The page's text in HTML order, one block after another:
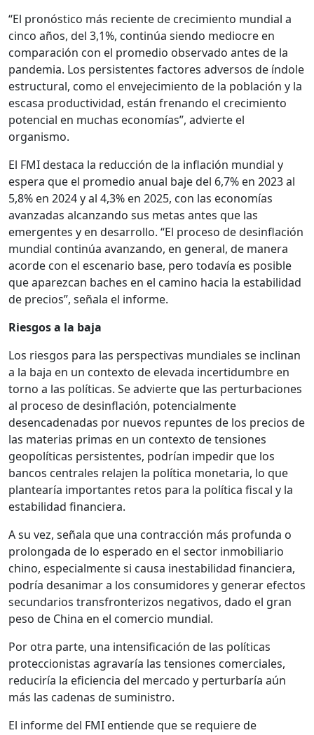
“El pronóstico más reciente de crecimiento mundial a
cinco años, del 3,1%, continúa siendo mediocre en
comparación con el promedio observado antes de la
pandemia. Los persistentes factores adversos de índole
estructural, como el envejecimiento de la población y la
escasa productividad, están frenando el crecimiento
potencial en muchas economías”, advierte el
organismo.
El FMI destaca la reducción de la inflación mundial y
espera que el promedio anual baje del 6,7% en 2023 al
5,8% en 2024 y al 4,3% en 2025, con las economías
avanzadas alcanzando sus metas antes que las
emergentes y en desarrollo. “El proceso de desinflación
mundial continúa avanzando, en general, de manera
acorde con el escenario base, pero todavía es posible
que aparezcan baches en el camino hacia la estabilidad
de precios”, señala el informe.
Riesgos a la baja
Los riesgos para las perspectivas mundiales se inclinan
a la baja en un contexto de elevada incertidumbre en
torno a las políticas. Se advierte que las perturbaciones
al proceso de desinflación, potencialmente
desencadenadas por nuevos repuntes de los precios de
las materias primas en un contexto de tensiones
geopolíticas persistentes, podrían impedir que los
bancos centrales relajen la política monetaria, lo que
plantearía importantes retos para la política fiscal y la
estabilidad financiera.
A su vez, señala que una contracción más profunda o
prolongada de lo esperado en el sector inmobiliario
chino, especialmente si causa inestabilidad financiera,
podría desanimar a los consumidores y generar efectos
secundarios transfronterizos negativos, dado el gran
peso de China en el comercio mundial.
Por otra parte, una intensificación de las políticas
proteccionistas agravaría las tensiones comerciales,
reduciría la eficiencia del mercado y perturbaría aún
más las cadenas de suministro.
El informe del FMI entiende que se requiere de